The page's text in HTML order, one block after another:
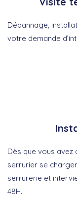
Dépannage,
votre demande
Dès que vous avez
serrurier se
serrurerie et
48H.